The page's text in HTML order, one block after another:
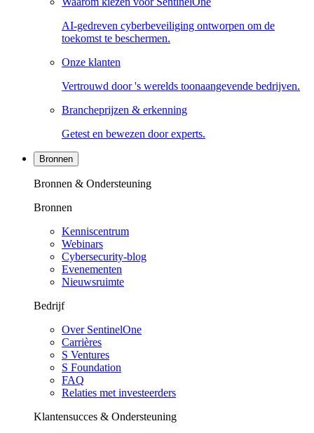
AI-gedreven cyberbeveiliging ontworpen om de
toekomst te beschermen.
Onze klanten
Vertrouwd door 's werelds toonaangevende bedrijven.
Brancheprijzen & erkenning
Getest en bewezen door experts.
Bronnen
Bronnen & Ondersteuning
Bronnen
Kenniscentrum
Webinars
Cybersecurity-blog
Evenementen
Nieuwsruimte
Bedrijf
Over SentinelOne
Carrières
S Ventures
S Foundation
FAQ
Relaties met investeerders
Klantensucces & Ondersteuning